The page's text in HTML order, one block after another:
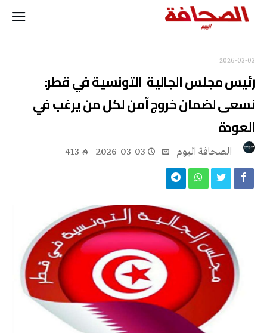
2026-03-03
رئيس مجلس الجالية التونسية في قطر:
نسعى لضمان خروج آمن لكل من يرغب في
العودة
2026-03-03
413